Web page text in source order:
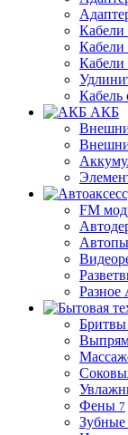
Кабели
Кабель
АКБ
FM
Разное
Бритвы
Фены 7